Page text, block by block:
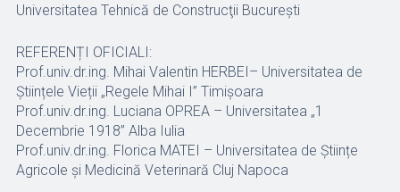
Universitatea Tehnică de Construcţii Bucureşti
REFERENȚI OFICIALI:
Prof.univ.dr.ing. Mihai Valentin HERBEI– Universitatea de
Științele Vieții „Regele Mihai I” Timișoara
Prof.univ.dr.ing. Luciana OPREA – Universitatea „1
Decembrie 1918” Alba Iulia
Prof.univ.dr.ing. Florica MATEI – Universitatea de Științe
Agricole și Medicină Veterinară Cluj Napoca